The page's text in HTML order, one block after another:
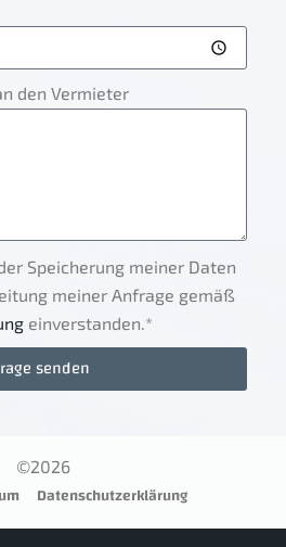
den Vermieter
Speicherung meiner Daten
meiner Anfrage gemäß
einverstanden.*
senden
©2026
Datenschutzerklärung